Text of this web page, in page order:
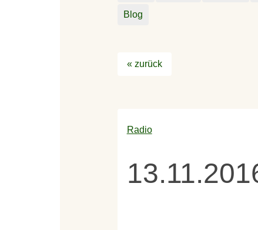
Blog
« zurück
Radio